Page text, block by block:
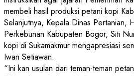
membeli hasil produksi petani kopi
Selanjutnya, Kepala Dinas Pertanian,
Perkebunan Kabupaten Bogor, Siti
kopi di Sukamakmur mengapresiasi
Iwan Setiawan.
“Ini kan usulan dari teman-teman